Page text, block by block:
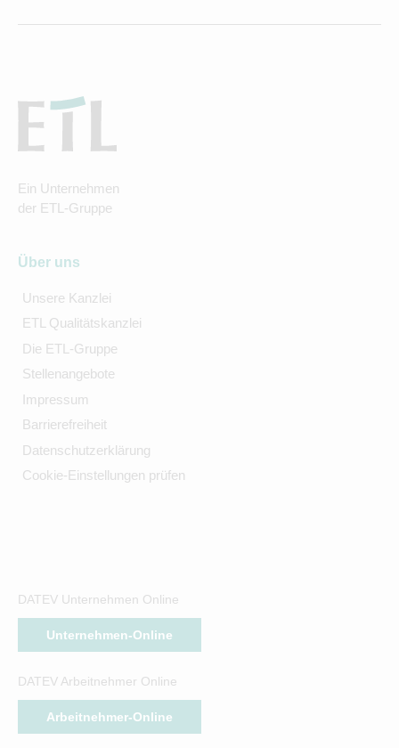
Ein Unternehmen
der ETL-Gruppe
Über uns
Unsere Kanzlei
ETL Qualitätskanzlei
Die ETL-Gruppe
Stellenangebote
Impressum
Barrierefreiheit
Datenschutzerklärung
Cookie-Einstellungen prüfen
DATEV Unternehmen Online
Unternehmen-Online
DATEV Arbeitnehmer Online
Arbeitnehmer-Online